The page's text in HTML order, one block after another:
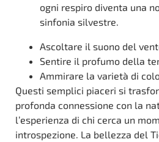
ogni respiro diventa una
sinfonia silvestre.
Ascoltare il suono del
Sentire il profumo della
Ammirare la varietà di
Questi semplici piaceri si
profonda connessione con la
l’esperienza di chi cerca un
introspezione. La bellezza del